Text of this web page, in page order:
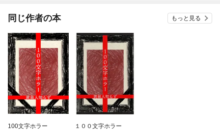
同じ作者の本 もっと見る
100文字ホラー
１００文字ホラー